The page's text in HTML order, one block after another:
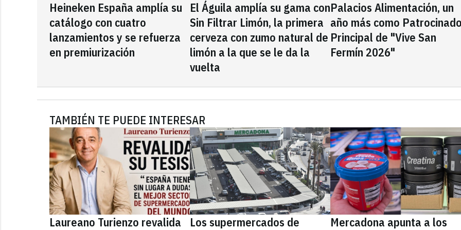
Heineken España amplía su
catálogo con cuatro
lanzamientos y se refuerza
en premiurización
El Águila amplía su gama con
Sin Filtrar Limón, la primera
cerveza con zumo natural de
limón a la que se le da la
vuelta
Palacios Alimentación, un
año más como
Principal de "Vive San
Fermín 2026"
TAMBIÉN TE PUEDE INTERESAR
Laureano Turienzo revalida
Los supermercados de
Mercadona apunta a los